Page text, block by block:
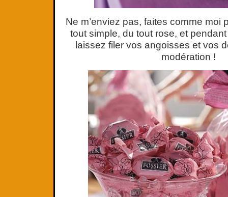
Ne m’enviez pas, faites comme moi
tout simple, du tout rose, et
laissez filer vos angoisses et vos
modération !